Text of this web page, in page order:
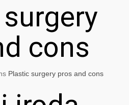
cons
Plastic surgery pros and cons